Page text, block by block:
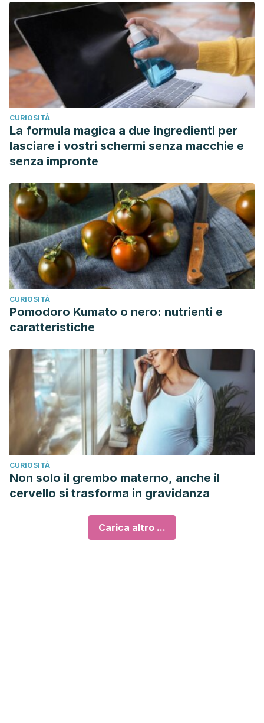
https://www.sciencedirect.com/science/article/pii/
CURIOSITÀ
La formula magica a due ingredienti per
lasciare i vostri schermi senza macchie e
senza impronte
CURIOSITÀ
Pomodoro Kumato o nero: nutrienti e
caratteristiche
CURIOSITÀ
Non solo il grembo materno, anche il
cervello si trasforma in gravidanza
Carica altro ...